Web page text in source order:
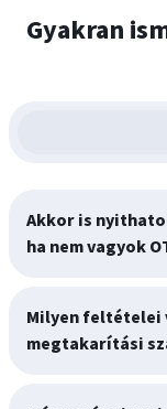
Gyakran
Akkor is
ha nem vagyok
Milyen feltételei
megtakarítási